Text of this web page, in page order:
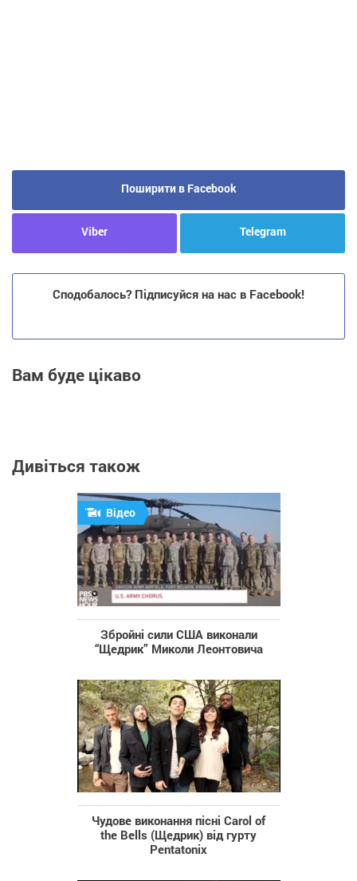
Поширити в Facebook
Viber Telegram
Сподобалось? Підписуйся на нас в Facebook!
Вам буде цікаво
Дивіться також
Відео
Збройні сили США виконали
“Щедрик” Миколи Леонтовича
Чудове виконання пісні Carol of
the Bells (Щедрик) від гурту
Pentatonix